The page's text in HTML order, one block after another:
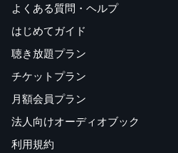
よくある質問・ヘルプ
はじめてガイド
聴き放題プラン
チケットプラン
月額会員プラン
法人向けオーディオブック
利用規約